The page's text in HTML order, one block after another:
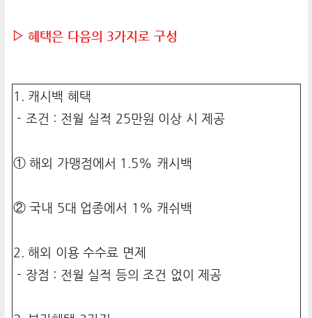
▷ 혜택은 다음의 3가지로 구성
1. 캐시백 혜택
- 조건 : 전월 실적 25만원 이상 시 제공
① 해외 가맹점에서 1.5% 캐시백
② 국내 5대 업종에서 1% 캐쉬백
2. 해외 이용 수수료 면제
- 장점 : 전월 실적 등의 조건 없이 제공